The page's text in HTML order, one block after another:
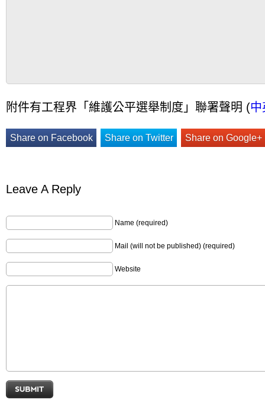
附件有工程界「維護公平選舉制度」聯署聲明 (
Share on Facebook Share on Twitter Share on Google+
Leave A Reply
Name (required)
Mail (will not be published) (required)
Website